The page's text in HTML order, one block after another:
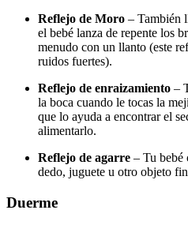
Reflejo de Moro – También
el bebé lanza de repente los
menudo con un llanto (este
ruidos fuertes).
Reflejo de enraizamiento –
la boca cuando le tocas la
que lo ayuda a encontrar el
alimentarlo.
Reflejo de agarre – Tu bebé
dedo, juguete u otro objeto
Duerme